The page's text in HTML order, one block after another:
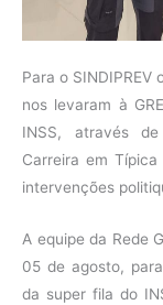
Para o
nos levaram à
INSS, através
Carreira em
intervenções
A equipe da Rede
05 de agosto,
da super fila do